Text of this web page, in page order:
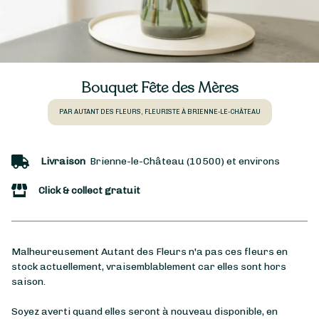
Bouquet Fête des Mères
PAR AUTANT DES FLEURS, FLEURISTE À BRIENNE-LE-CHÂTEAU
Livraison Brienne-le-Château (10500) et environs
Click & collect gratuit
Malheureusement Autant des Fleurs n'a pas ces fleurs en
stock actuellement, vraisemblablement car elles sont hors
saison.
Soyez averti quand elles seront à nouveau disponible, en